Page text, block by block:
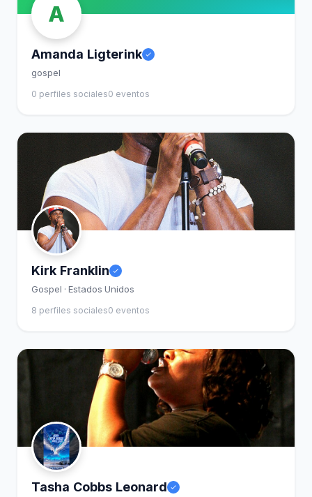
A
Amanda Ligterink
gospel
0 perfiles sociales0 eventos
Kirk Franklin
Gospel · Estados Unidos
8 perfiles sociales0 eventos
Tasha Cobbs Leonard